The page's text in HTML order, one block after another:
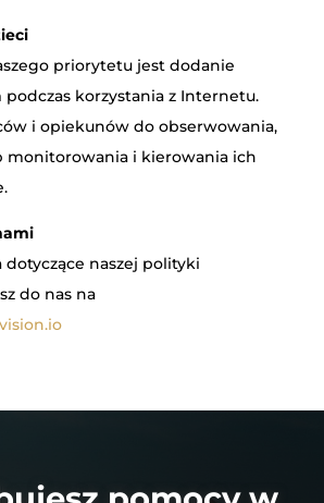
priorytetu jest dodanie
korzystania z Internetu.
i opiekunów do obserwowania,
monitorowania i kierowania ich
dotyczące naszej polityki
do nas na